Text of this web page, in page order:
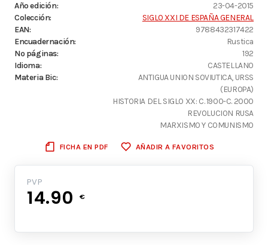
Año edición:
23-04-2015
Colección:
SIGLO XXI DE ESPAÑA GENERAL
EAN:
9788432317422
Encuadernación:
Rustica
Nº páginas:
192
Idioma:
CASTELLANO
Materia Bic:
ANTIGUA UNION SOVIUTICA, URSS
(EUROPA)
HISTORIA DEL SIGLO XX: C. 1900-C. 2000
REVOLUCION RUSA
MARXISMO Y COMUNISMO
FICHA EN PDF AÑADIR A FAVORITOS
PVP
14.90 €